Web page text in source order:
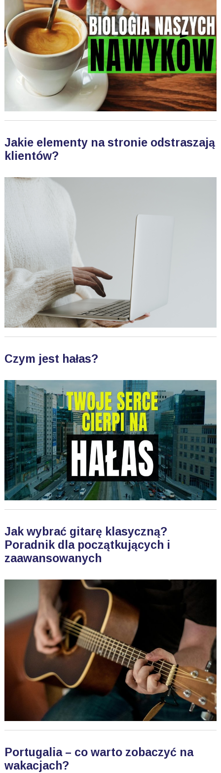
Jakie elementy na stronie odstraszają
klientów?
Czym jest hałas?
Jak wybrać gitarę klasyczną?
Poradnik dla początkujących i
zaawansowanych
Portugalia – co warto zobaczyć na
wakacjach?